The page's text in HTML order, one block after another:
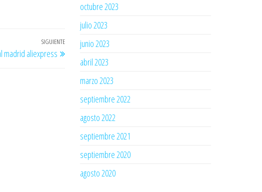
Entrada
siguiente
SIGUIENTE
madrid aliexpress
octubre 2023
julio 2023
junio 2023
abril 2023
marzo 2023
septiembre 2022
agosto 2022
septiembre 2021
septiembre 2020
agosto 2020